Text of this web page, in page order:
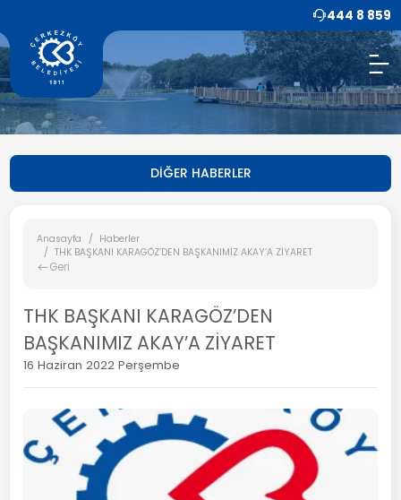
444 8 859
DİĞER HABERLER
Anasayfa
Haberler
THK BAŞKANI KARAGÖZ’DEN BAŞKANIMIZ AKAY’A ZİYARET
Geri
THK BAŞKANI KARAGÖZ’DEN
BAŞKANIMIZ AKAY’A ZİYARET
16 Haziran 2022 Perşembe